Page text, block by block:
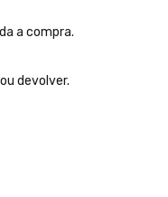
a compra.
devolver.